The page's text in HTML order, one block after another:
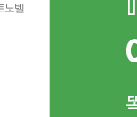
노벨